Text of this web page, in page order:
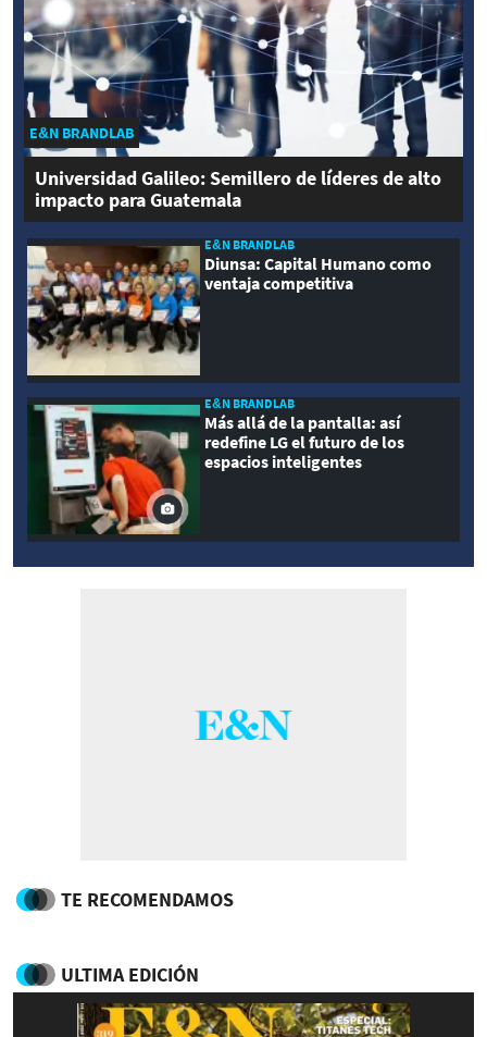
E&N BRANDLAB
Universidad Galileo: Semillero de líderes de alto
impacto para Guatemala
E&N BRANDLAB
Diunsa: Capital Humano como
ventaja competitiva
E&N BRANDLAB
Más allá de la pantalla: así
redefine LG el futuro de los
espacios inteligentes
TE RECOMENDAMOS
ULTIMA EDICIÓN